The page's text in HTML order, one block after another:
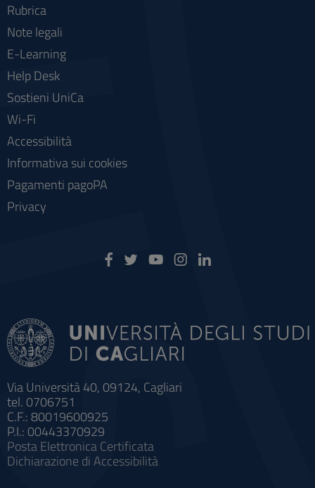
Via Università 40, 09124, Cagliari
tel. 0706751
C.F.: 80019600925
P.I.: 00443370929
Posta Elettronica Certificata
Dichiarazione di Accessibilità
Rubrica
Note legali
E-Learning
Help Desk
Sostieni UniCa
Wi-Fi
Accessibilità
Informativa sui cookies
Pagamenti pagoPA
Privacy